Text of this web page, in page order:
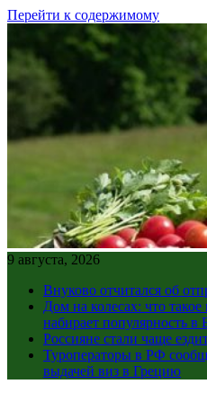
Перейти к содержимому
9 августа, 2026
Внуково отчитался об
Дом на колесах: что
набирает популярность в
Россияне стали чаще
Туроператоры в РФ
выдачей виз в Грецию